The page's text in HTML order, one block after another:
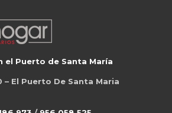
el Puerto de Santa María
– El Puerto De Santa Maria